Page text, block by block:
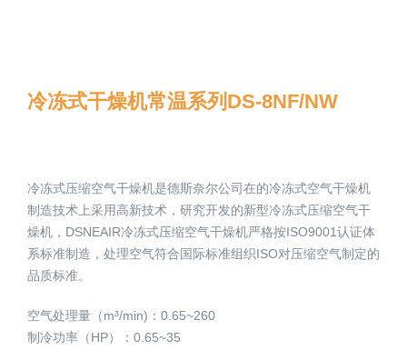
冷冻式干燥机常温系列DS-8NF/NW
冷冻式压缩空气干燥机是德斯奈尔公司在的冷冻式空气干燥机
制造技术上采用高新技术，研究开发的新型冷冻式压缩空气干
燥机，DSNEAIR冷冻式压缩空气干燥机严格按ISO9001认证体
系标准制造，处理空气符合国际标准组织ISO对压缩空气制定的
品质标准。
空气处理量（m³/min)：0.65~260
制冷功率（HP）：0.65~35